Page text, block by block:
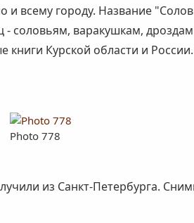
и всему городу. Название
соловьям, варакушкам, дроздам
Курской области и
Photo 778
из Санкт-Петербурга.